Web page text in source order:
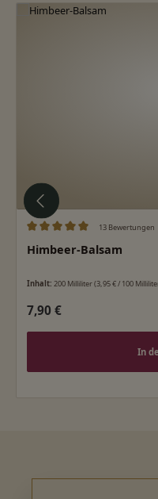
Produktgalerie überspringen
13 Bewertungen
Himbeer-Balsam
Inhalt: 200 Milliliter(3,95 € / 100
Regulärer Preis:
7,90 €
In